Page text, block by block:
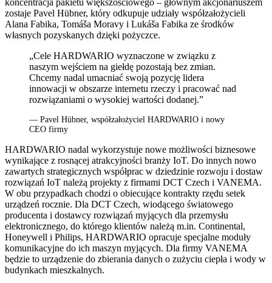
koncentracja pakietu większościowego – głównym akcjonariuszem
zostaje Pavel Hübner, który odkupuje udziały współzałożycieli
Alana Fabika, Tomáša Moravy i Lukáša Fabika ze środków
własnych pozyskanych dzięki pożyczce.
„Cele HARDWARIO wyznaczone w związku z
naszym wejściem na giełdę pozostają bez zmian.
Chcemy nadal umacniać swoją pozycję lidera
innowacji w obszarze internetu rzeczy i pracować nad
rozwiązaniami o wysokiej wartości dodanej.”
— Pavel Hübner, współzałożyciel HARDWARIO i nowy
CEO firmy
HARDWARIO nadal wykorzystuje nowe możliwości biznesowe
wynikające z rosnącej atrakcyjności branży IoT. Do innych nowo
zawartych strategicznych współprac w dziedzinie rozwoju i dostaw
rozwiązań IoT należą projekty z firmami DCT Czech i VANEMA.
W obu przypadkach chodzi o obiecujące kontrakty rzędu setek
urządzeń rocznie. Dla DCT Czech, wiodącego światowego
producenta i dostawcy rozwiązań myjących dla przemysłu
elektronicznego, do którego klientów należą m.in. Continental,
Honeywell i Philips, HARDWARIO opracuje specjalne moduły
komunikacyjne do ich maszyn myjących. Dla firmy VANEMA
będzie to urządzenie do zbierania danych o zużyciu ciepła i wody w
budynkach mieszkalnych.